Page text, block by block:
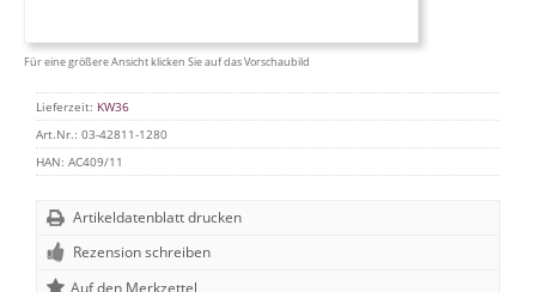
Für eine größere Ansicht klicken Sie auf das Vorschaubild
Lieferzeit: KW36
Art.Nr.: 03-42811-1280
HAN: AC409/11
Artikeldatenblatt drucken
Rezension schreiben